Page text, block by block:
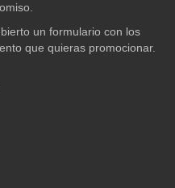
un formulario con los
que quieras promocionar.